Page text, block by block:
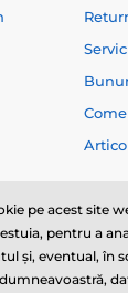
au doar
pe acest site
pentru a
și, eventual, în